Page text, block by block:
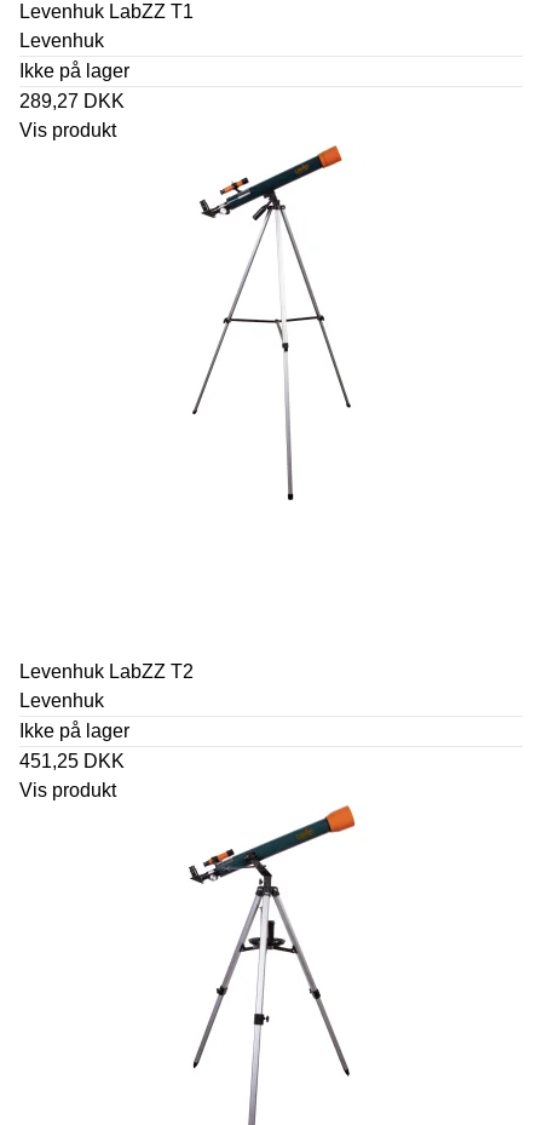
Levenhuk LabZZ T1
Levenhuk
Ikke på lager
289,27 DKK
Vis produkt
Levenhuk LabZZ T2
Levenhuk
Ikke på lager
451,25 DKK
Vis produkt